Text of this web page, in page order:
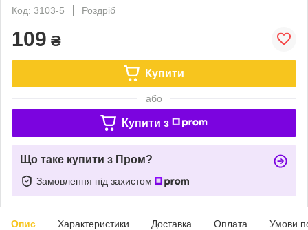
Код: 3103-5
Роздріб
109 ₴
Купити
або
Купити з
Що таке купити з Пром?
Замовлення під захистом
Опис Характеристики Доставка Оплата Умови